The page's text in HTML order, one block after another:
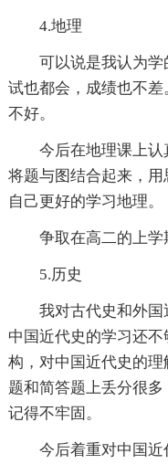
4.地理
可以说是我认为
试也都会，成绩也不
不好。
今后在地理课上认
将题与图结合起来，
自己更好的学习地理。
争取在高二的上学
5.历史
我对古代史和外
中国近代史的学习还
构，对中国近代史的
题和简答题上丢分很
记得不牢固。
今后着重对中国